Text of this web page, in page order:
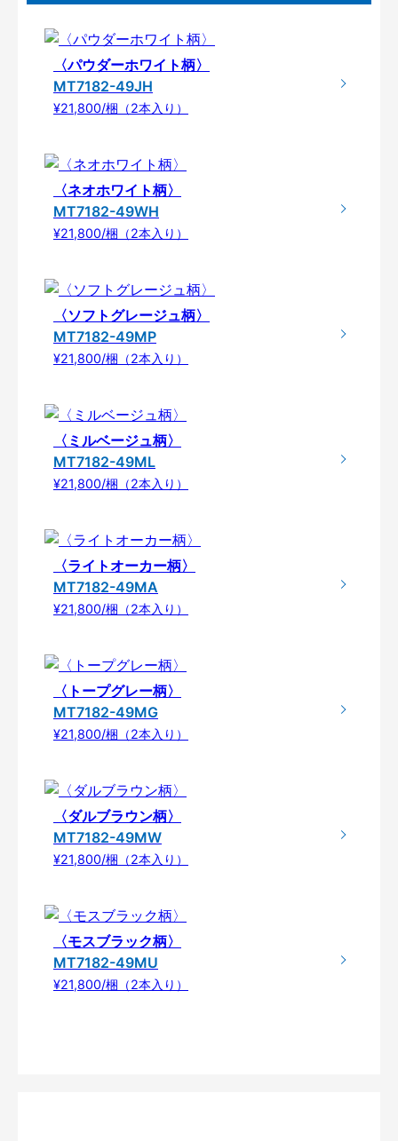
〈パウダーホワイト柄〉
MT7182-49JH
¥21,800/梱（2本入り）
〈ネオホワイト柄〉
MT7182-49WH
¥21,800/梱（2本入り）
〈ソフトグレージュ柄〉
MT7182-49MP
¥21,800/梱（2本入り）
〈ミルベージュ柄〉
MT7182-49ML
¥21,800/梱（2本入り）
〈ライトオーカー柄〉
MT7182-49MA
¥21,800/梱（2本入り）
〈トープグレー柄〉
MT7182-49MG
¥21,800/梱（2本入り）
〈ダルブラウン柄〉
MT7182-49MW
¥21,800/梱（2本入り）
〈モスブラック柄〉
MT7182-49MU
¥21,800/梱（2本入り）